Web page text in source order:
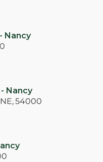
Nancy
- Nancy
54000